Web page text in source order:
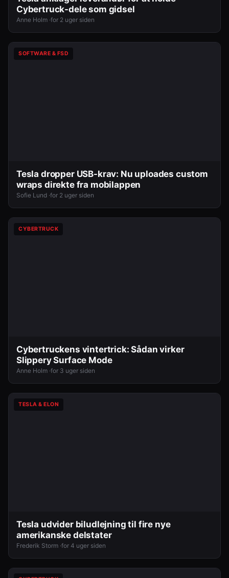
Cybertruck-dele som gidsel
Anne Holm ·for 2 uger siden
SOFTWARE & FSD
Tesla dropper USB-krav: Nu uploades custom
wraps direkte fra mobilappen
Sofie Lund ·for 2 uger siden
CYBERTRUCK
Cybertruckens vintertrick: Sådan virker
Slippery Surface Mode
Anne Holm ·for 3 uger siden
TESLA & ELON
Tesla udvider biludlejning til fire nye
amerikanske delstater
Frederik Storm ·for 4 uger siden